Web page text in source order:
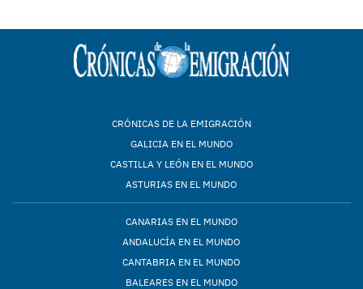
CRÓNICAS DE LA EMIGRACIÓN
GALICIA EN EL MUNDO
CASTILLA Y LEÓN EN EL MUNDO
ASTURIAS EN EL MUNDO
CANARIAS EN EL MUNDO
ANDALUCÍA EN EL MUNDO
CANTABRIA EN EL MUNDO
BALEARES EN EL MUNDO